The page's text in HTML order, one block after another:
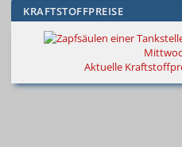
KRAFTSTOFFPREISE
Aktuelle